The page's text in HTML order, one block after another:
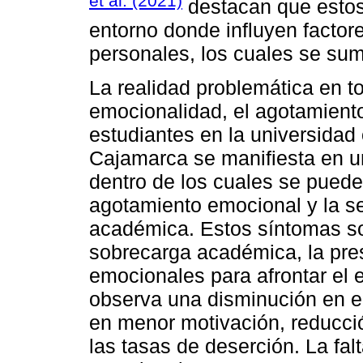
destacan que
entorno donde influyen
personales, los cuales se
La realidad problemática en
emocionalidad, el
estudiantes en la
Cajamarca se manifiesta en
dentro de los cuales se
agotamiento emocional y la
académica. Estos síntomas
sobrecarga académica, la
emocionales para afrontar el
observa una disminución en
en menor motivación,
las tasas de deserción. La